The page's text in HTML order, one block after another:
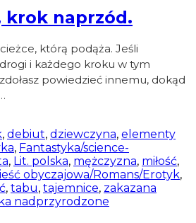
krok naprzód.
którą podąża. Jeśli
drogi i każdego kroku w tym
powiedzieć innemu, dokąd
, debiut, dziewczyna, elementy
, Fantastyka/science-
, Lit. polska, mężczyzna, miłość,
obyczajowa/Romans/Erotyk,
, tabu, tajemnice, zakazana
nadprzyrodzone